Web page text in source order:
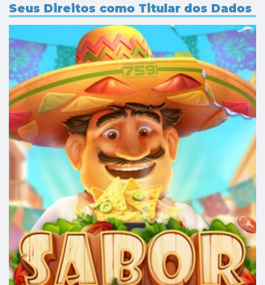
Seus Direitos como Titular dos Dados